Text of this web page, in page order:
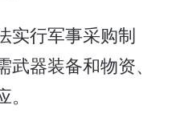
行军事采购制
器装备和物资、